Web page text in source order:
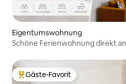
Eigentumswohnung
Schöne Ferienwohnung direkt
Beliebter Gäste-Favorit.
Gäste-Favorit